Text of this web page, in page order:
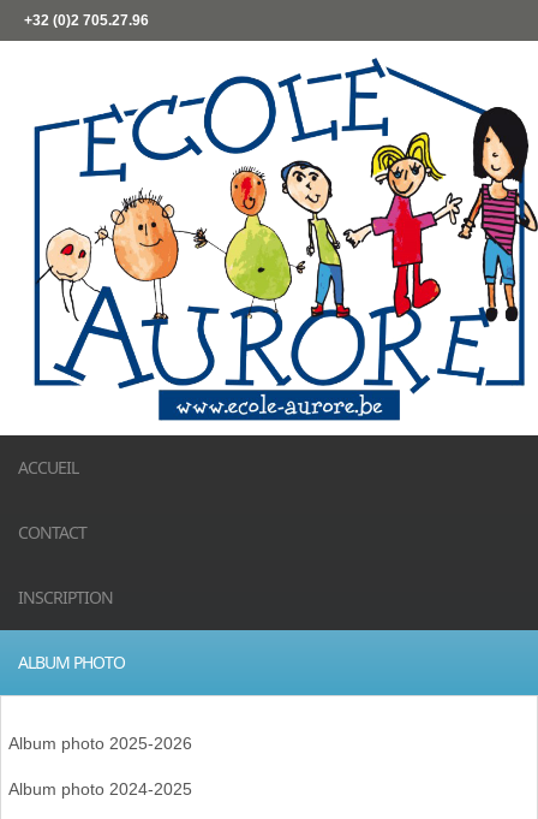
+32 (0)2 705.27.96
ACCUEIL
CONTACT
INSCRIPTION
ALBUM PHOTO
Album photo 2025-2026
Album photo 2024-2025